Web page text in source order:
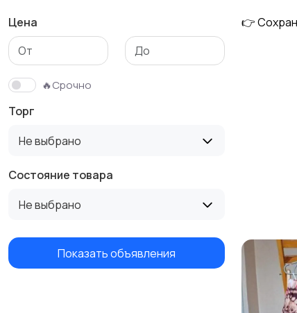
Трикотаж Спортивная одежда
Цена
🔥Срочно
Торг
Не выбрано
Состояние товара
Не выбрано
Показать объявления
👉